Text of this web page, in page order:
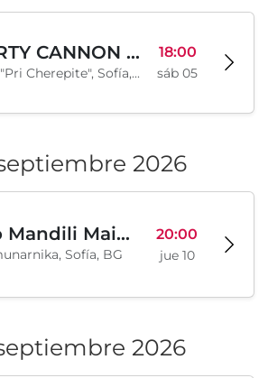
PARTY CANNON live in Sofia
Klub "Pri Cherepite", Sofía, BG
18:00
sáb 05
2026
Trio Mandili Maimunarnika- Sofia
Sofía, BG
20:00
jue 10
2026